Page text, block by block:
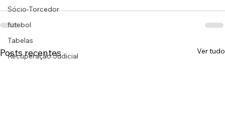
Sócio-Torcedor
futebol
Tabelas
Recuperação Judicial
Posts recentes Ver tudo